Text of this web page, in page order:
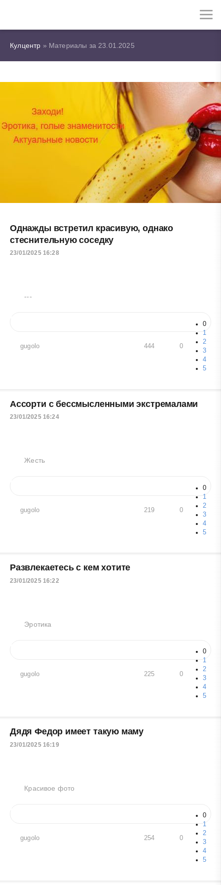
Кулцентр » Материалы за 23.01.2025
Однажды встретил красивую, однако
стеснительную соседку
23/01/2025 16:28
---
0
1
2
3
4
5
gugolo 0
444
Ассорти с бессмысленными экстремалами
23/01/2025 16:24
Жесть
0
1
2
3
4
5
gugolo 0
219
Развлекаетесь с кем хотите
23/01/2025 16:22
Эротика
0
1
2
3
4
5
gugolo 0
225
Дядя Федор имеет такую маму
23/01/2025 16:19
Красивое фото
0
1
2
3
4
5
gugolo 0
254